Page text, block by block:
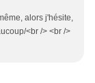
alors j'hésite,
<br /> <br />